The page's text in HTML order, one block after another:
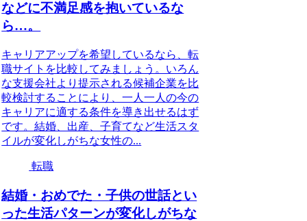
などに不満足感を抱いているな
ら…。
キャリアアップを希望しているなら、転
職サイトを比較してみましょう。いろん
な支援会社より提示される候補企業を比
較検討することにより、一人一人の今の
キャリアに適する条件を導き出せるはず
です。結婚、出産、子育てなど生活スタ
イルが変化しがちな女性の...
転職
結婚・おめでた・子供の世話とい
った生活パターンが変化しがちな